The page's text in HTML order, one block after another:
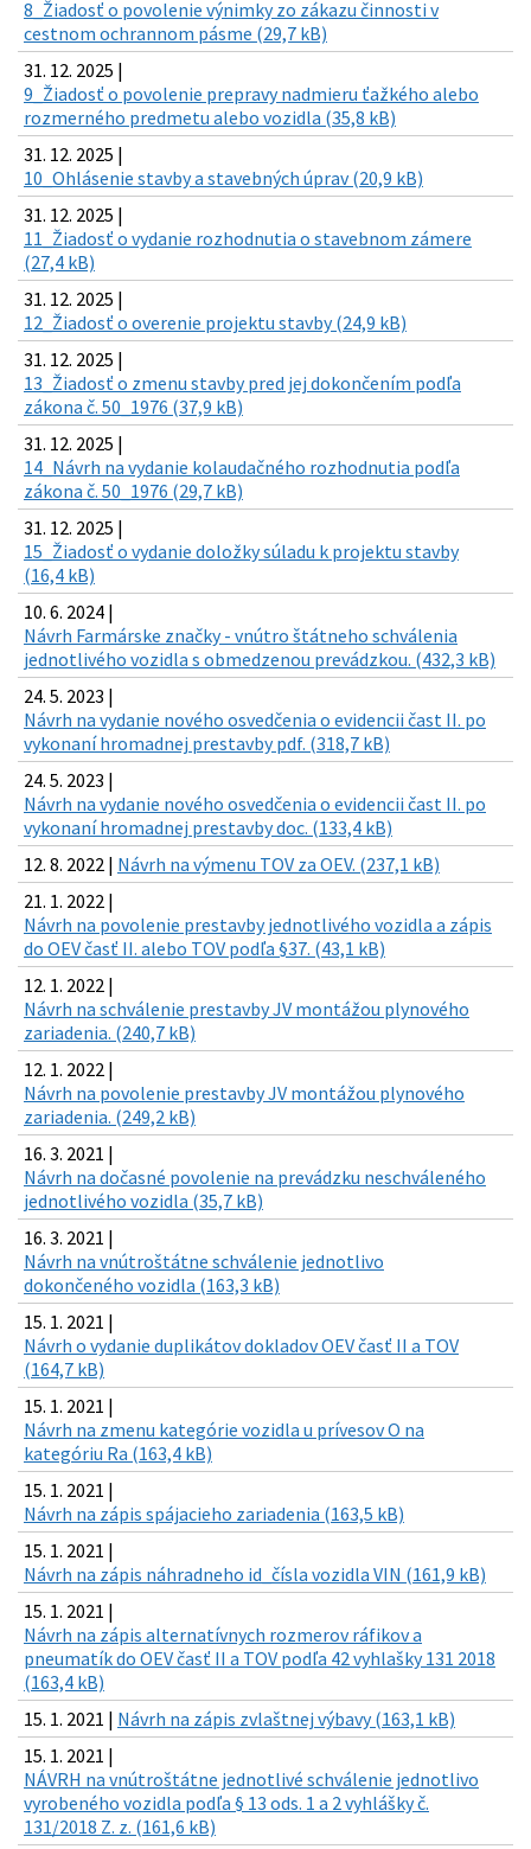
8_Žiadosť o povolenie výnimky zo zákazu činnosti v
cestnom ochrannom pásme (29,7 kB)
31. 12. 2025 |
9_Žiadosť o povolenie prepravy nadmieru ťažkého alebo
rozmerného predmetu alebo vozidla (35,8 kB)
31. 12. 2025 |
10_Ohlásenie stavby a stavebných úprav (20,9 kB)
31. 12. 2025 |
11_Žiadosť o vydanie rozhodnutia o stavebnom zámere
(27,4 kB)
31. 12. 2025 |
12_Žiadosť o overenie projektu stavby (24,9 kB)
31. 12. 2025 |
13_Žiadosť o zmenu stavby pred jej dokončením podľa
zákona č. 50_1976 (37,9 kB)
31. 12. 2025 |
14_Návrh na vydanie kolaudačného rozhodnutia podľa
zákona č. 50_1976 (29,7 kB)
31. 12. 2025 |
15_Žiadosť o vydanie doložky súladu k projektu stavby
(16,4 kB)
10. 6. 2024 |
Návrh Farmárske značky - vnútro štátneho schválenia
jednotlivého vozidla s obmedzenou prevádzkou. (432,3 kB)
24. 5. 2023 |
Návrh na vydanie nového osvedčenia o evidencii čast II. po
vykonaní hromadnej prestavby pdf. (318,7 kB)
24. 5. 2023 |
Návrh na vydanie nového osvedčenia o evidencii čast II. po
vykonaní hromadnej prestavby doc. (133,4 kB)
12. 8. 2022 | Návrh na výmenu TOV za OEV. (237,1 kB)
21. 1. 2022 |
Návrh na povolenie prestavby jednotlivého vozidla a zápis
do OEV časť II. alebo TOV podľa §37. (43,1 kB)
12. 1. 2022 |
Návrh na schválenie prestavby JV montážou plynového
zariadenia. (240,7 kB)
12. 1. 2022 |
Návrh na povolenie prestavby JV montážou plynového
zariadenia. (249,2 kB)
16. 3. 2021 |
Návrh na dočasné povolenie na prevádzku neschváleného
jednotlivého vozidla (35,7 kB)
16. 3. 2021 |
Návrh na vnútroštátne schválenie jednotlivo
dokončeného vozidla (163,3 kB)
15. 1. 2021 |
Návrh o vydanie duplikátov dokladov OEV časť II a TOV
(164,7 kB)
15. 1. 2021 |
Návrh na zmenu kategórie vozidla u prívesov O na
kategóriu Ra (163,4 kB)
15. 1. 2021 |
Návrh na zápis spájacieho zariadenia (163,5 kB)
15. 1. 2021 |
Návrh na zápis náhradneho id_čísla vozidla VIN (161,9 kB)
15. 1. 2021 |
Návrh na zápis alternatívnych rozmerov ráfikov a
pneumatík do OEV časť II a TOV podľa 42 vyhlašky 131 2018
(163,4 kB)
15. 1. 2021 | Návrh na zápis zvlaštnej výbavy (163,1 kB)
15. 1. 2021 |
NÁVRH na vnútroštátne jednotlivé schválenie jednotlivo
vyrobeného vozidla podľa § 13 ods. 1 a 2 vyhlášky č.
131/2018 Z. z. (161,6 kB)